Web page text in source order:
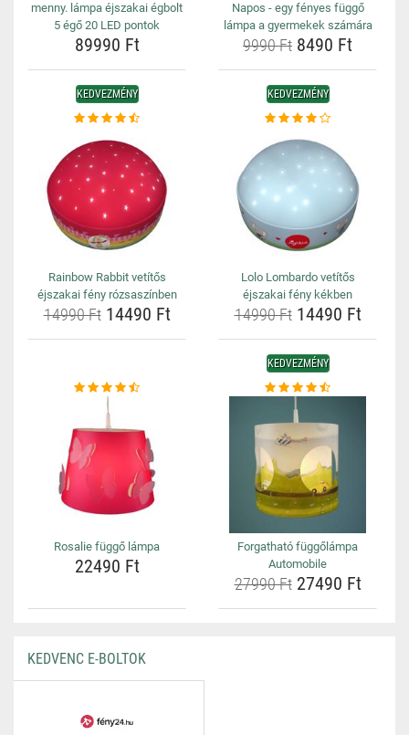
menny. lámpa éjszakai égbolt
5 égő 20 LED pontok
89990 Ft
Napos - egy fényes függő
lámpa a gyermekek számára
9990 Ft 8490 Ft
KEDVEZMÉNY
Rainbow Rabbit vetítős
éjszakai fény rózsaszínben
14990 Ft14490 Ft
KEDVEZMÉNY
Lolo Lombardo vetítős
éjszakai fény kékben
14990 Ft14490 Ft
Rosalie függő lámpa
22490 Ft
KEDVEZMÉNY
Forgatható függőlámpa
Automobile
27990 Ft27490 Ft
KEDVENC E-BOLTOK